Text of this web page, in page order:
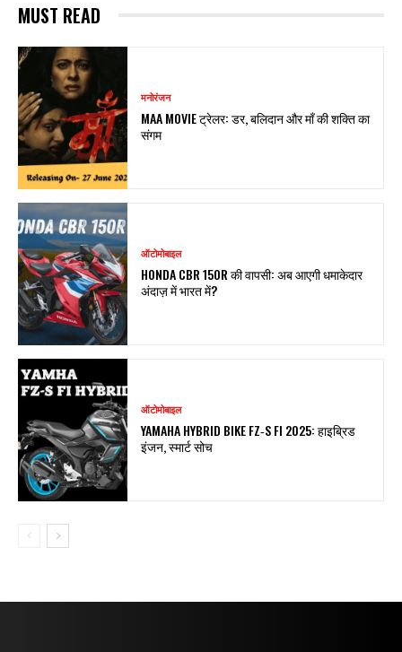
MUST READ
मनोरंजन
MAA MOVIE ट्रेलर: डर, बलिदान और माँ की शक्ति का
संगम
ऑटोमोबाइल
HONDA CBR 150R की वापसी: अब आएगी धमाकेदार
अंदाज़ में भारत में?
ऑटोमोबाइल
YAMAHA HYBRID BIKE FZ‑S FI 2025: हाइब्रिड
इंजन, स्मार्ट सोच